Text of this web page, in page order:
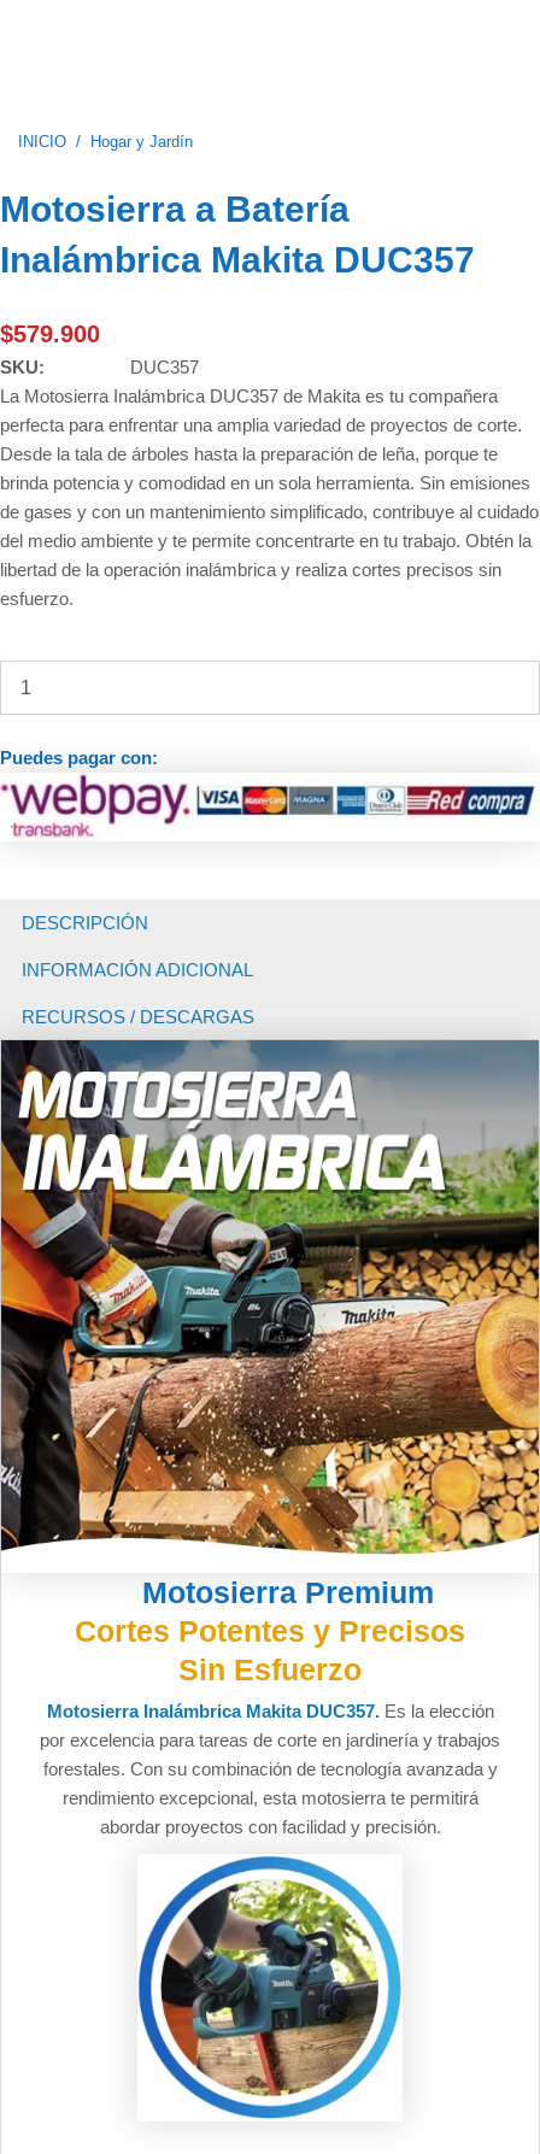
INICIO/ Hogar y Jardín
Motosierra a Batería
Inalámbrica Makita DUC357
$579.900
SKU:
DUC357
La Motosierra Inalámbrica DUC357 de Makita es tu compañera
perfecta para enfrentar una amplia variedad de proyectos de corte.
Desde la tala de árboles hasta la preparación de leña, porque te
brinda potencia y comodidad en un sola herramienta. Sin emisiones
de gases y con un mantenimiento simplificado, contribuye al cuidado
del medio ambiente y te permite concentrarte en tu trabajo. Obtén la
libertad de la operación inalámbrica y realiza cortes precisos sin
esfuerzo.
Batería
Makita
DUC357
cantidad
Puedes pagar con:
DESCRIPCIÓN
INFORMACIÓN ADICIONAL
RECURSOS / DESCARGAS
Motosierra Premium
Cortes Potentes y Precisos
Sin Esfuerzo
Motosierra Inalámbrica Makita DUC357. Es la elección
por excelencia para tareas de corte en jardinería y trabajos
forestales. Con su combinación de tecnología avanzada y
rendimiento excepcional, esta motosierra te permitirá
abordar proyectos con facilidad y precisión.